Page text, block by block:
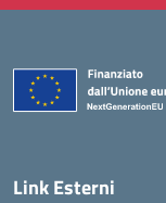
Link Esterni